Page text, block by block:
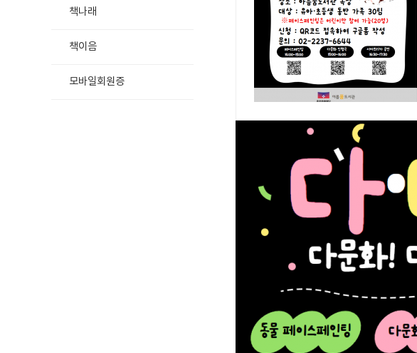
책나래
책이음
모바일회원증